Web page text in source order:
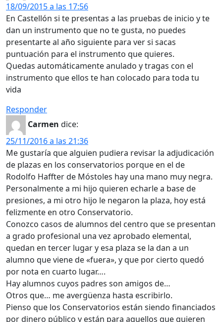
18/09/2015 a las 17:56
En Castellón si te presentas a las pruebas de inicio y te
dan un instrumento que no te gusta, no puedes
presentarte al año siguiente para ver si sacas
puntuación para el instrumento que quieres.
Quedas automáticamente anulado y tragas con el
instrumento que ellos te han colocado para toda tu
vida
Responder
Carmen dice:
25/11/2016 a las 21:36
Me gustaría que alguien pudiera revisar la adjudicación
de plazas en los conservatorios porque en el de
Rodolfo Haffter de Móstoles hay una mano muy negra.
Personalmente a mi hijo quieren echarle a base de
presiones, a mi otro hijo le negaron la plaza, hoy está
felizmente en otro Conservatorio.
Conozco casos de alumnos del centro que se presentan
a grado profesional una vez aprobado elemental,
quedan en tercer lugar y esa plaza se la dan a un
alumno que viene de «fuera», y que por cierto quedó
por nota en cuarto lugar….
Hay alumnos cuyos padres son amigos de…
Otros que… me avergüenza hasta escribirlo.
Pienso que los Conservatorios están siendo financiados
por dinero público y están para aquellos que quieren